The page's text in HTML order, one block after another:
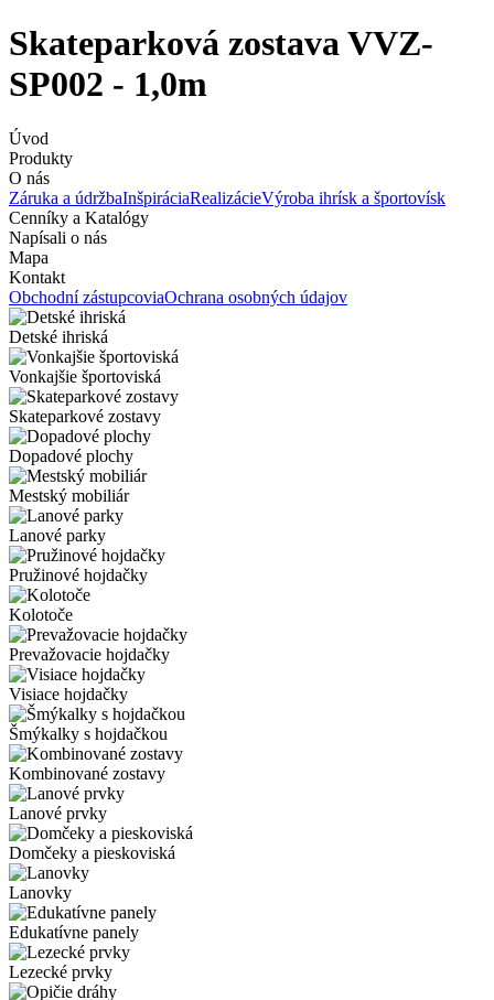
Skateparková zostava VVZ-
SP002 - 1,0m
Úvod
Produkty
O nás
Záruka a údržbaInšpiráciaRealizácieVýroba ihrísk a športovísk
Cenníky a Katalógy
Napísali o nás
Mapa
Kontakt
Obchodní zástupcoviaOchrana osobných údajov
Detské ihriská
Vonkajšie športoviská
Skateparkové zostavy
Dopadové plochy
Mestský mobiliár
Lanové parky
Pružinové hojdačky
Kolotoče
Prevažovacie hojdačky
Visiace hojdačky
Šmýkalky s hojdačkou
Kombinované zostavy
Lanové prvky
Domčeky a pieskoviská
Lanovky
Edukatívne panely
Lezecké prvky